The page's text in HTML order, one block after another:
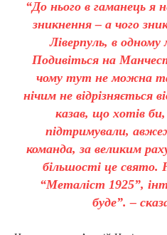
“До нього в гаманець я
зникнення – а чого
Ліверпуль, в одному
Подивіться на
чому тут не можна
нічим не відрізняється
казав, що хотів
підтримували,
команда, за великим
більшості це свято.
“Металіст 1925”,
буде”. –